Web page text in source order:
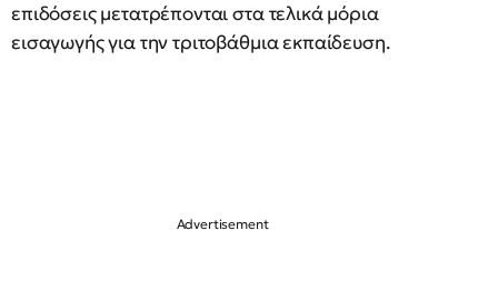
επιδόσεις μετατρέπονται στα τελικά μόρια
εισαγωγής για την τριτοβάθμια εκπαίδευση.